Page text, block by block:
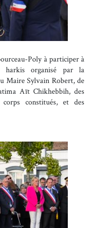
Poly à participer à
harkis organisé par la
Maire Sylvain Robert, de
Aït Chikhebbih, des
constitués, et des